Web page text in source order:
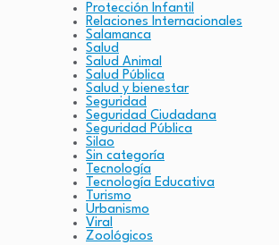
Protección Infantil
Relaciones Internacionales
Salamanca
Salud
Salud Animal
Salud Pública
Salud y bienestar
Seguridad
Seguridad Ciudadana
Seguridad Pública
Silao
Sin categoría
Tecnología
Tecnología Educativa
Turismo
Urbanismo
Viral
Zoológicos